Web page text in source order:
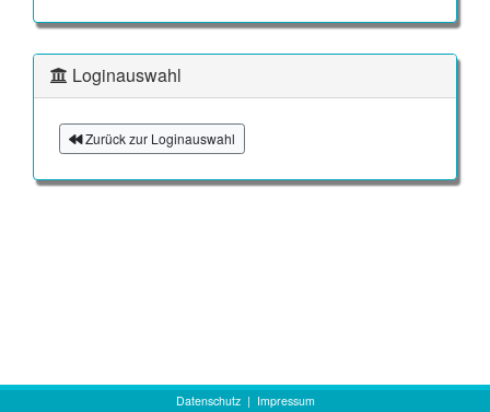
Loginauswahl
Zurück zur Loginauswahl
Datenschutz| Impressum